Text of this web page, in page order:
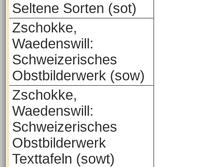
Seltene Sorten (sot)
Zschokke,
Waedenswill:
Schweizerisches
Obstbilderwerk (sow)
Zschokke,
Waedenswill:
Schweizerisches
Obstbilderwerk
Texttafeln (sowt)